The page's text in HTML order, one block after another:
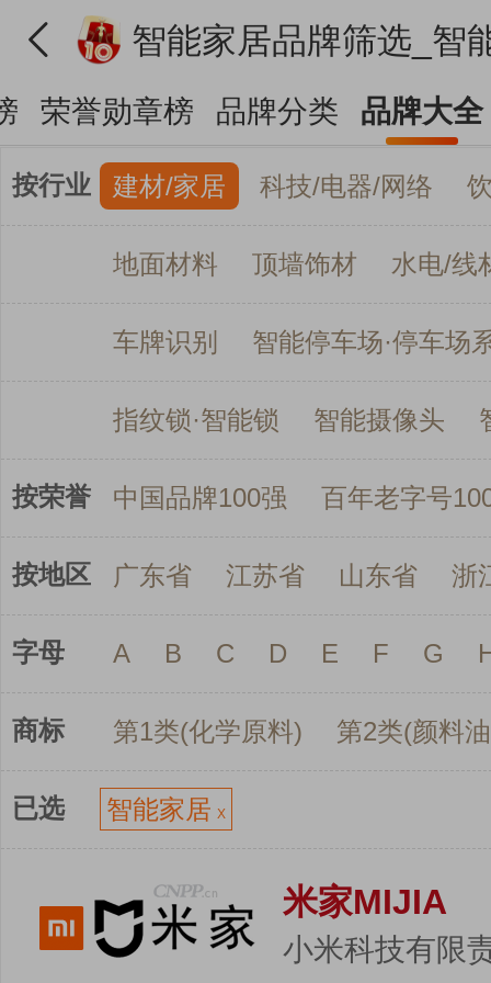
荣誉勋章榜 品牌分类 品牌大全
按行业 建材/家居 科技/电器/网络
地面材料 顶墙饰材 水电/线
车牌识别 智能停车场·停车场
指纹锁·智能锁 智能摄像头
按荣誉 中国品牌100强 百年老字号
按地区 广东省 江苏省 山东省 浙
字母 A B C D E F G
商标 第1类(化学原料) 第2类(颜料
已选 智能家居 X
米家MIJIA
小米科技有限